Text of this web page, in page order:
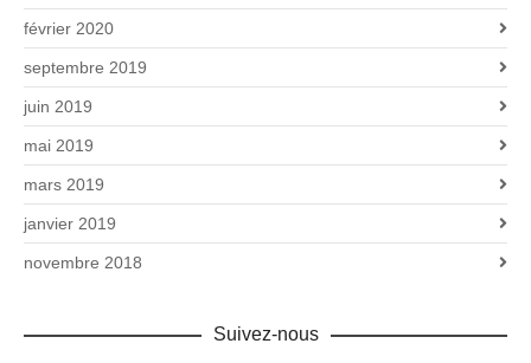
février 2020
septembre 2019
juin 2019
mai 2019
mars 2019
janvier 2019
novembre 2018
Suivez-nous